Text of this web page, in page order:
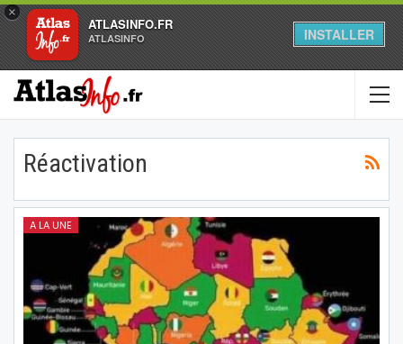
×
ATLASINFO.FR
ATLASINFO INSTALLER
Réactivation
A LA UNE